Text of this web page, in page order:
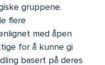
gruppene.
flere
med åpen
for å kunne gi
basert på deres